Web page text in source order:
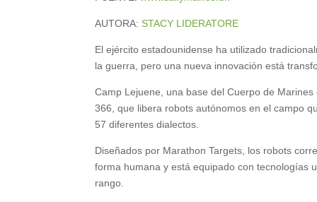
AUTORA: STACY LIDERATORE
El ejército estadounidense ha utilizado
la guerra, pero una nueva innovación está
Camp Lejuene, una base del Cuerpo de
366, que libera robots autónomos en el campo
57 diferentes dialectos.
Diseñados por Marathon Targets, los robots
forma humana y está equipado con tecnologías
rango.